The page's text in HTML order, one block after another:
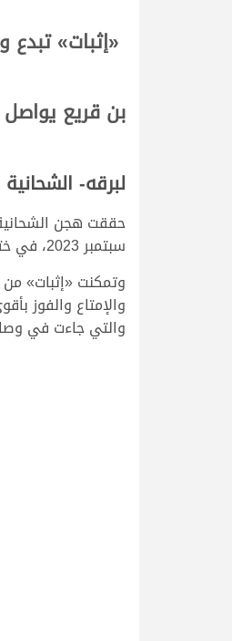
«إثبات» تبدع
بن قريع
لبرقه- الشحانية
سبتمبر 2023، في ختام السباق المحلي الأول بالشحانية.
وتمكنت «إثبات»
والتي جاءت في وصافة